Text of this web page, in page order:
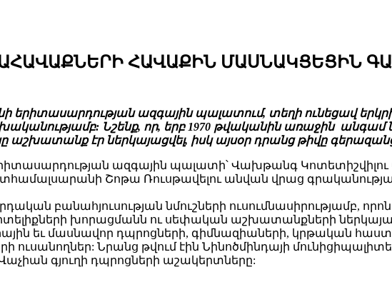
ՀԱՎԱՔԻՆ ՄԱՍՆԱԿՑԵՑԻՆ
երիտասարդության ազգային պալատում, տեղի ունեցավ
Նշենք, որ, երբ 1970 թվականին առաջին
էր ներկայացվել, իսկ այսօր դրանց թիվը
ազգային պալատի՝ Վախթանգ Կոտետիշվիլու
Շոթա Ռուսթավելու անվան վրաց
բանահյուսության նմուշների ուսումնասիրությամբ,
խորացմանն ու սեփական աշխատանքների
եւ մասնավոր դպրոցների, գիմնազիաների, կրթական
ուսանողներ: Նրանց թվում էին Նինոծմինդայի
գյուղի դպրոցների աշակերտները: